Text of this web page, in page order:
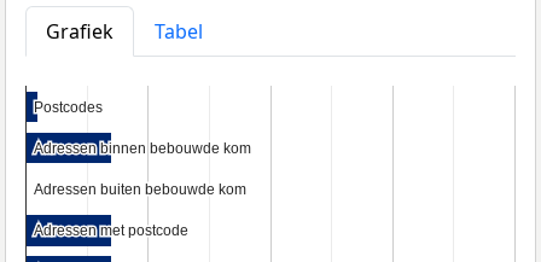
Grafiek
Tabel
Postcodes
Postcodes
Adressen binnen bebouwde kom
Adressen binnen bebouwde kom
Adressen buiten bebouwde kom
Adressen buiten bebouwde kom
Adressen met postcode
Adressen met postcode